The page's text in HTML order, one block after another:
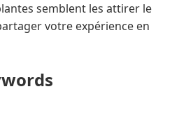
semblent les attirer le
votre expérience en